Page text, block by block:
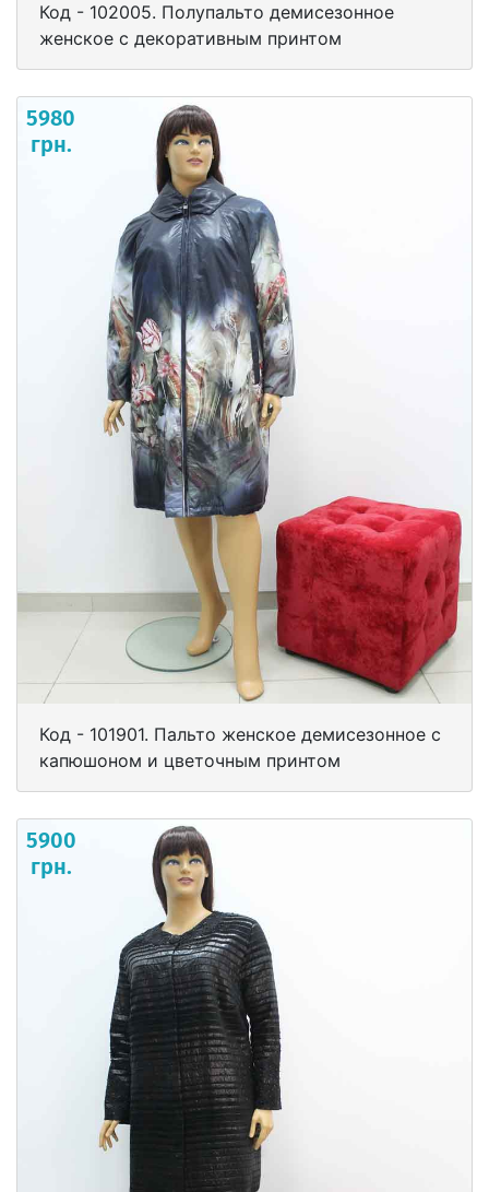
Код - 102005. Полупальто демисезонное
женское с декоративным принтом
5980
грн.
Код - 101901. Пальто женское демисезонное с
капюшоном и цветочным принтом
5900
грн.